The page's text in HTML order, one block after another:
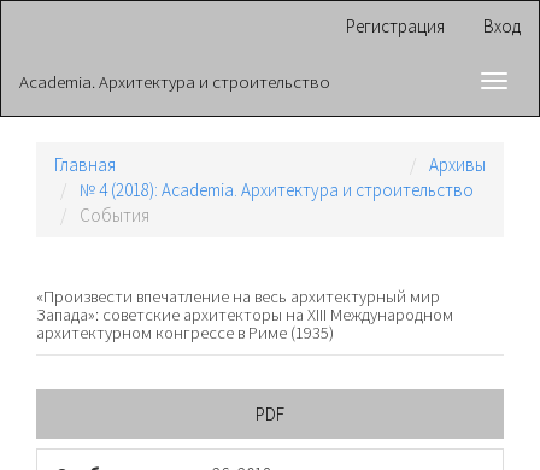
Основное
содержимое
панель
Регистрация Вход
Academia. Архитектура и строительство
Главная
Архивы
№ 4 (2018): Academia. Архитектура и строительство
События
«Произвести впечатление на весь архитектурный мир
Запада»: советские архитекторы на XIII Международном
архитектурном конгрессе в Риме (1935)
панель
PDF